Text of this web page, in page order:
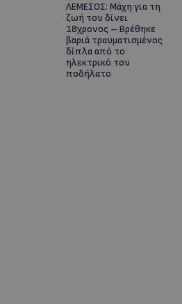
ΛΕΜΕΣΟΣ: Μάχη για τη
ζωή του δίνει
18χρονος – Βρέθηκε
βαριά τραυματισμένος
δίπλα από το
ηλεκτρικό του
ποδήλατο